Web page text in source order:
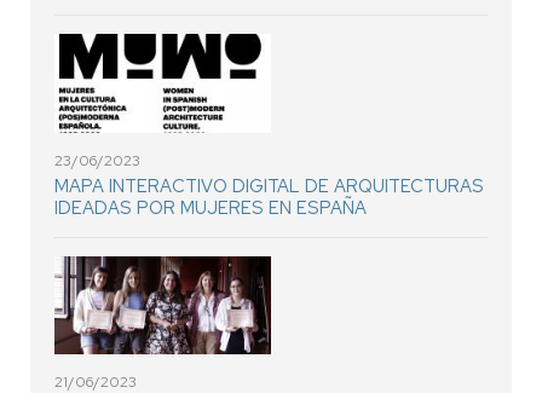
23/06/2023
MAPA INTERACTIVO DIGITAL DE ARQUITECTURAS
IDEADAS POR MUJERES EN ESPAÑA
21/06/2023